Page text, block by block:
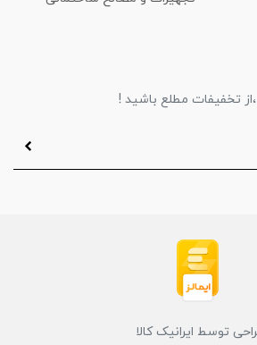
تخفیفات مطلع باشید !
توسط ایرانیک کالا